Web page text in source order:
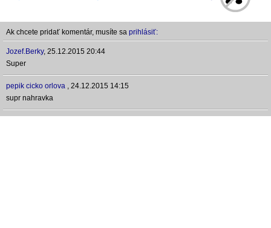
Ak chcete pridať komentár, musíte sa prihlásiť:
Jozef.Berky, 25.12.2015 20:44
Super
pepik cicko orlova , 24.12.2015 14:15
supr nahravka